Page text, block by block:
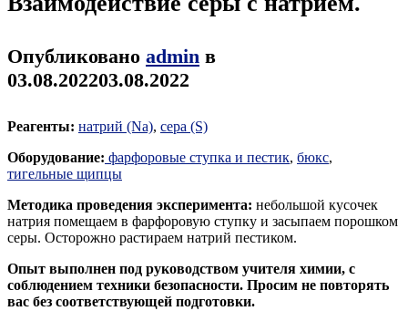
Опубликовано admin в
03.08.202203.08.2022
Реагенты: натрий (Na), cера (S)
Оборудование: фарфоровые ступка и пестик, бюкс,
тигельные щипцы
Методика проведения эксперимента: небольшой кусочек
натрия помещаем в фарфоровую ступку и засыпаем порошком
серы. Осторожно растираем натрий пестиком.
Опыт выполнен под руководством учителя химии, с
соблюдением техники безопасности. Просим не повторять
вас без соответствующей подготовки.